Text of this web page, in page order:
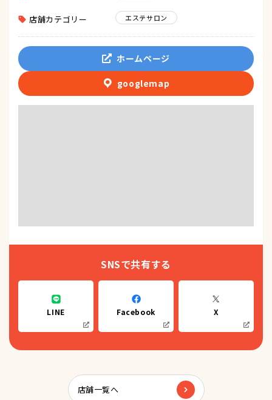
店舗カテゴリー エステサロン
ホームページ
googlemap
SNSで共有する
LINE Facebook X
店舗一覧へ